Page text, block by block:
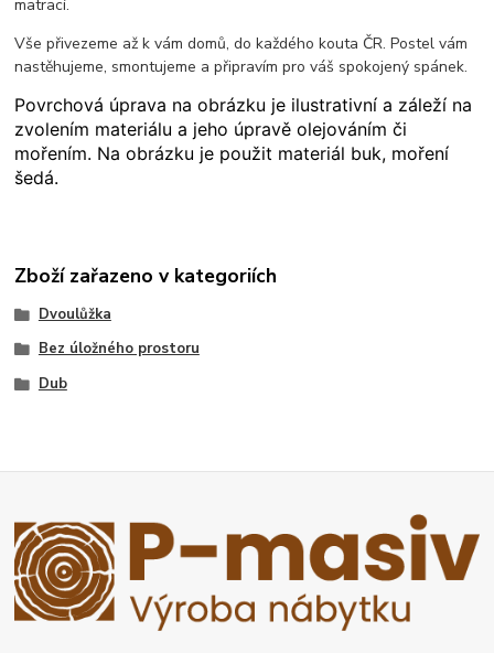
matrací.
Vše přivezeme až k vám domů, do každého kouta ČR. Postel vám
nastěhujeme, smontujeme a připravím pro váš spokojený spánek.
Povrchová úprava na obrázku je ilustrativní a záleží na
zvolením materiálu a jeho úpravě olejováním či
mořením. Na obrázku je použit materiál buk, moření
šedá.
Zboží zařazeno v kategoriích
Dvoulůžka
Bez úložného prostoru
Dub